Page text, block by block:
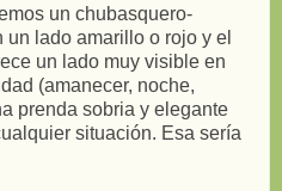
un chubasquero-
lado amarillo o rojo y el
un lado muy visible en
(amanecer, noche,
prenda sobria y elegante
situación. Esa sería